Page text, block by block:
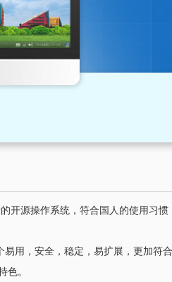
源操作系统，符合国人的使用习
用，安全，稳定，易扩展，更加符
色。